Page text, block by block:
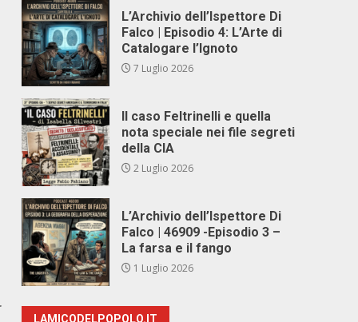
L’Archivio dell’Ispettore Di
Falco | Episodio 4: L’Arte di
Catalogare l’Ignoto
7 Luglio 2026
Il caso Feltrinelli e quella
nota speciale nei file segreti
della CIA
2 Luglio 2026
L’Archivio dell’Ispettore Di
Falco | 46909 -Episodio 3 –
La farsa e il fango
1 Luglio 2026
LAMICODELPOPOLO.IT